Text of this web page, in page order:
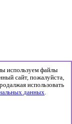
используем файлы
сайт, пожалуйста,
использовать
данных.